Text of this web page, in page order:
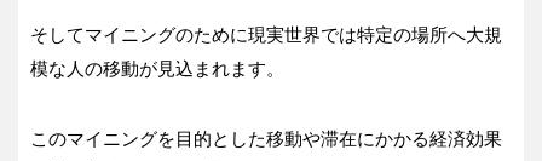
そしてマイニングのために現実世界では特定の場所へ大規
模な人の移動が見込まれます。
このマイニングを目的とした移動や滞在にかかる経済効果